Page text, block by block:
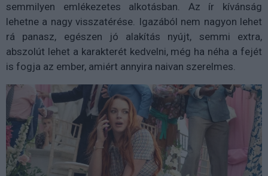
semmilyen emlékezetes alkotásban. Az ír kívánság
lehetne a nagy visszatérése. Igazából nem nagyon lehet
rá panasz, egészen jó alakítás nyújt, semmi extra,
abszolút lehet a karakterét kedvelni, még ha néha a fejét
is fogja az ember, amiért annyira naivan szerelmes.